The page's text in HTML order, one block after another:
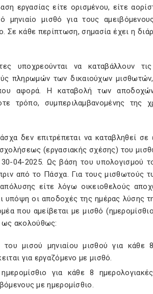
εργασίας είτε ορισμένου, είτε
μηνιαίο μισθό για τους
Σε κάθε περίπτωση, σημασία έχει η
υποχρεούνται να καταβάλλουν
πληρωμών των δικαιούχων
αφορά. Η καταβολή των
τρόπο, συμπεριλαμβανομένης
δεν επιτρέπεται να καταβληθεί
(εργασιακής σχέσης) του
30-04-2025. Ως βάση του υπολογισμού
από το Πάσχα. Για τους μισθωτούς
είτε λόγω οικειοθελούς
υπόψη οι αποδοχές της ημέρας λύσης
που αμείβεται με μισθό
ως ακολούθως:
του μισού μηνιαίου μισθού για κάθε
για εργαζόμενο με μισθό.
για κάθε 8
με ημερομίσθιο.